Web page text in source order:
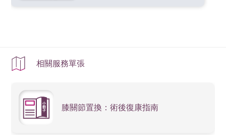
相關服務單張
膝關節置換：術後復康指南